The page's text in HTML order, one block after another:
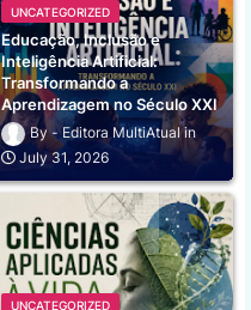
UNCATEGORIZED
Educação, Inclusão e
Inteligência Artificial:
Transformando a
Aprendizagem no Século XXI
Editora MultiAtual
July 31, 2026
UNCATEGORIZED